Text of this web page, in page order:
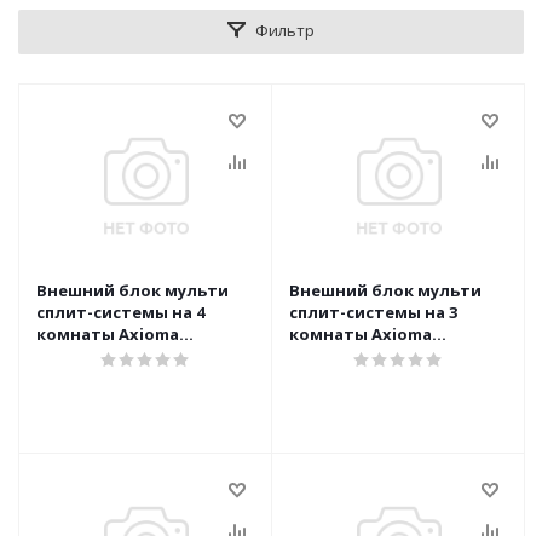
Фильтр
Внешний блок мульти
сплит-системы на 4
комнаты Axioma
ASB32M4Z1R
Внешний блок мульти
сплит-системы на 3
комнаты Axioma
ASB21M3Z1R